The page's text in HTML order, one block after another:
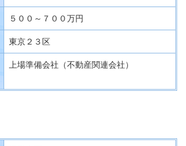
５００～７００万円
東京２３区
上場準備会社（不動産関連会社）
: 051